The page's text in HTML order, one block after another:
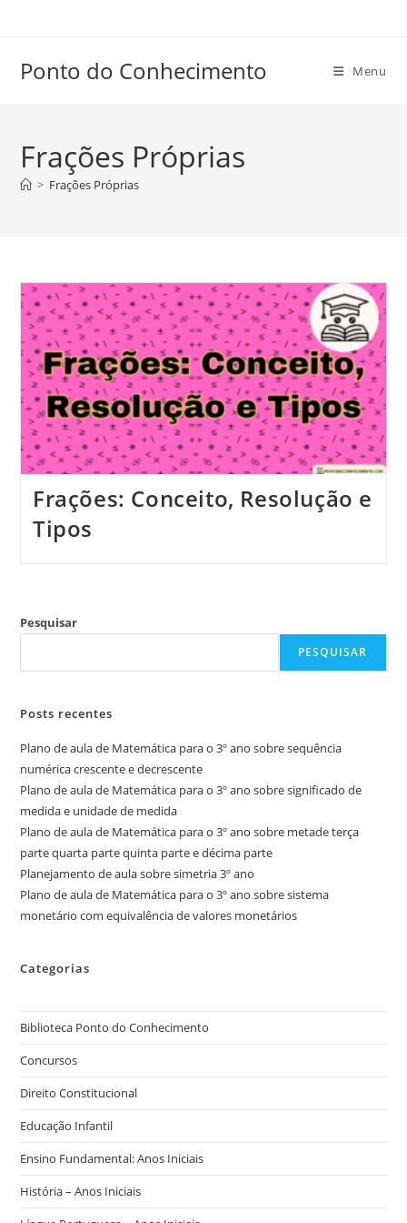
conteúdo
Ponto do Conhecimento Menu
Frações Próprias
> Frações Próprias
Frações: Conceito, Resolução e
Tipos
Pesquisar
PESQUISAR
Posts recentes
Plano de aula de Matemática para o 3º ano sobre sequência
numérica crescente e decrescente
Plano de aula de Matemática para o 3º ano sobre significado de
medida e unidade de medida
Plano de aula de Matemática para o 3º ano sobre metade terça
parte quarta parte quinta parte e décima parte
Planejamento de aula sobre simetria 3º ano
Plano de aula de Matemática para o 3º ano sobre sistema
monetário com equivalência de valores monetários
Categorias
Biblioteca Ponto do Conhecimento
Concursos
Direito Constitucional
Educação Infantil
Ensino Fundamental: Anos Iniciais
História – Anos Iniciais